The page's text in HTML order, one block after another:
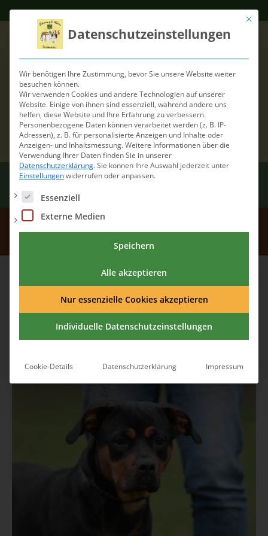
Püppi1
Published30. Juli 2025at 1706×2560 inPüppi1.
Mit
Datenschutzeinstellungen
Wir benötigen Ihre Zustimmung, bevor Sie unsere Website weiter
besuchen können.
Wir verwenden Cookies und andere Technologien auf unserer
Website. Einige von ihnen sind essenziell, während andere uns
helfen, diese Website und Ihre Erfahrung zu verbessern.
Personenbezogene Daten können verarbeitet werden (z. B. IP-
Adressen), z. B. für personalisierte Anzeigen und Inhalte oder
Anzeigen- und Inhaltsmessung.Weitere Informationen über die
Verwendung Ihrer Daten finden Sie in unserer
Datenschutzerklärung.Sie können Ihre Auswahl jederzeit unter
Einstellungenwiderrufen oder anpassen.
Es folgt eine Liste der Service-Gruppen, für die eine
Essenziell
Externe Medien
Speichern
Alle akzeptieren
Nur essenzielle Cookies akzeptieren
Individuelle Datenschutzeinstellungen
Cookie-Details Datenschutzerklärung Impressum